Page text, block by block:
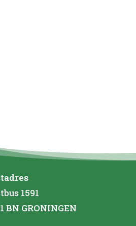
1591
BN GRONINGEN